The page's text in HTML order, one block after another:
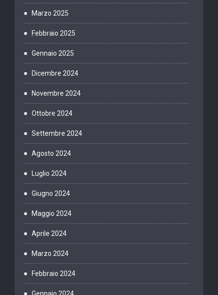
Marzo 2025
Febbraio 2025
Gennaio 2025
Dicembre 2024
Novembre 2024
Ottobre 2024
Settembre 2024
Agosto 2024
Luglio 2024
Giugno 2024
Maggio 2024
Aprile 2024
Marzo 2024
Febbraio 2024